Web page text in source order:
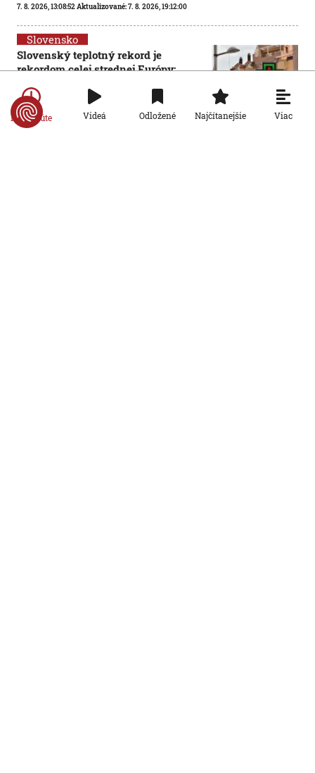
7. 8. 2026, 13:08:52Aktualizované:7. 8. 2026, 19:12:00
Slovensko
Slovenský teplotný rekord je
rekordom celej strednej Európy:
Dolné Plachtince
7. 8. 2026, 12:32:51
Po minúte Videá Odložené Najčítanejšie Viac